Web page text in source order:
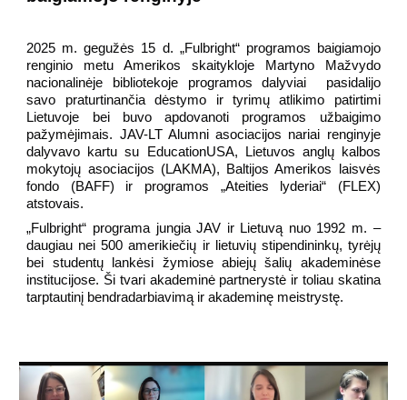
2025 m. gegužės 15 d. „Fulbright“ programos baigiamojo
renginio metu Amerikos skaitykloje Martyno Mažvydo
nacionalinėje bibliotekoje programos dalyviai pasidalijo
savo praturtinančia dėstymo ir tyrimų atlikimo patirtimi
Lietuvoje bei buvo apdovanoti programos užbaigimo
pažymėjimais. JAV-LT Alumni asociacijos nariai renginyje
dalyvavo kartu su EducationUSA, Lietuvos anglų kalbos
mokytojų asociacijos (LAKMA), Baltijos Amerikos laisvės
fondo (BAFF) ir programos „Ateities lyderiai“ (FLEX)
atstovais.
„Fulbright“ programa jungia JAV ir Lietuvą nuo 1992 m. –
daugiau nei 500 amerikiečių ir lietuvių stipendininkų, tyrėjų
bei studentų lankėsi žymiose abiejų šalių akademinėse
institucijose. Ši tvari akademinė partnerystė ir toliau skatina
tarptautinį bendradarbiavimą ir akademinę meistrystę.